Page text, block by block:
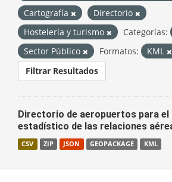
Cartografía
Directorio
Hostelería y turismo
Categorías:
Sector Público
Formatos:
KML
Filtrar Resultados
Directorio de aeropuertos para el
estadístico de las relaciones
CSV ZIP JSON GEOPACKAGE KML